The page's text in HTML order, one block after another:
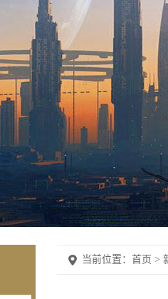
当前位置： 首页 >